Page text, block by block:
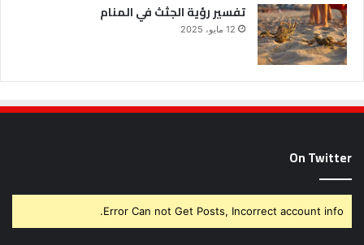
تفسير رؤية الجثث في المنام
12 مايو، 2025
On Twitter
Error Can not Get Posts, Incorrect account info.